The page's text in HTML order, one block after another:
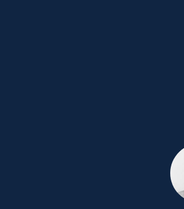
"Un formulaire
les deux cas, vous